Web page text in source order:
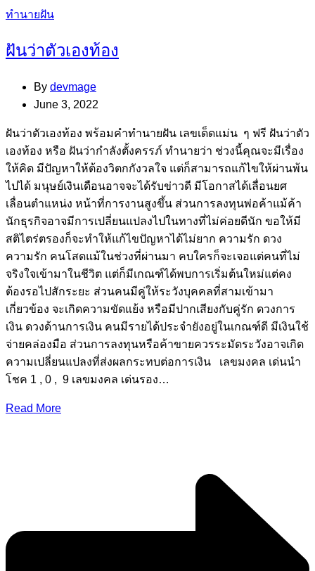
Categories
ทำนายฝัน
ฝันว่าตัวเองท้อง
By devmage
June 3, 2022
ฝันว่าตัวเองท้อง พร้อมคำทำนายฝัน เลขเด็ดแม่น ๆ ฟรี ฝันว่าตัว
เองท้อง หรือ ฝันว่ากำลังตั้งครรภ์ ทำนายว่า ช่วงนี้คุณจะมีเรื่อง
ให้คิด มีปัญหาให้ต้องวิตกกังวลใจ แต่ก็สามารถแก้ไขให้ผ่านพ้น
ไปได้ มนุษย์เงินเดือนอาจจะได้รับข่าวดี มีโอกาสได้เลื่อนยศ
เลื่อนตำแหน่ง หน้าที่การงานสูงขึ้น ส่วนการลงทุนพ่อค้าแม้ค้า
นักธุรกิจอาจมีการเปลี่ยนแปลงไปในทางที่ไม่ค่อยดีนัก ขอให้มี
สติไตร่ตรองก็จะทำให้แก้ไขปัญหาได้ไม่ยาก ความรัก ดวง
ความรัก คนโสดแม้ในช่วงที่ผ่านมา คบใครก็จะเจอแต่คนที่ไม่
จริงใจเข้ามาในชีวิต แต่ก็มีเกณฑ์ได้พบการเริ่มต้นใหม่แต่คง
ต้องรอไปสักระยะ ส่วนคนมีคู่ให้ระวังบุคคลที่สามเข้ามา
เกี่ยวข้อง จะเกิดความขัดแย้ง หรือมีปากเสียงกับคู่รัก ดวงการ
เงิน ดวงด้านการเงิน คนมีรายได้ประจำยังอยู่ในเกณฑ์ดี มีเงินใช้
จ่ายคล่องมือ ส่วนการลงทุนหรือค้าขายควรระมัดระวังอาจเกิด
ความเปลี่ยนแปลงที่ส่งผลกระทบต่อการเงิน เลขมงคล เด่นนำ
โชค 1 , 0 , 9 เลขมงคล เด่นรอง…
Read More